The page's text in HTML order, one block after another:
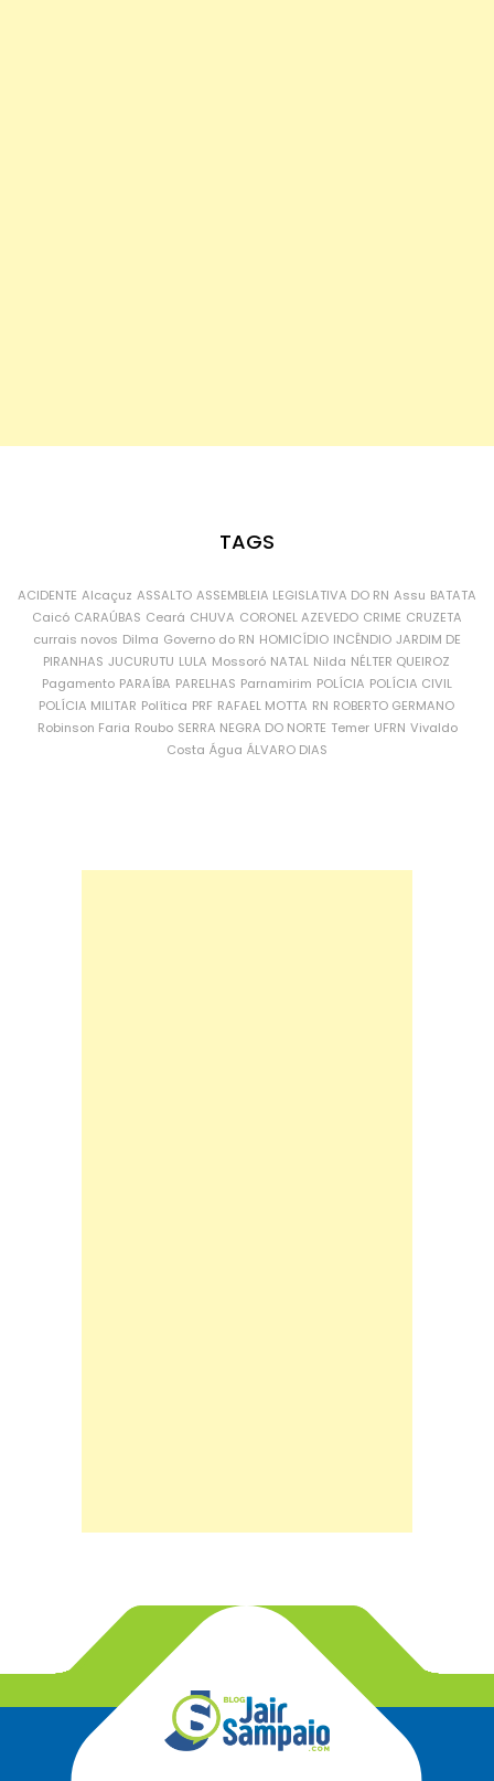
TAGS
ACIDENTE Alcaçuz ASSALTO ASSEMBLEIA LEGISLATIVA DO RN Assu BATATA
Caicó CARAÚBAS Ceará CHUVA CORONEL AZEVEDO CRIME CRUZETA
currais novos Dilma Governo do RN HOMICÍDIO INCÊNDIO JARDIM DE
PIRANHAS JUCURUTU LULA Mossoró NATAL Nilda NÉLTER QUEIROZ
Pagamento PARAÍBA PARELHAS Parnamirim POLÍCIA POLÍCIA CIVIL
POLÍCIA MILITAR Política PRF RAFAEL MOTTA RN ROBERTO GERMANO
Robinson Faria Roubo SERRA NEGRA DO NORTE Temer UFRN Vivaldo
Costa Água ÁLVARO DIAS